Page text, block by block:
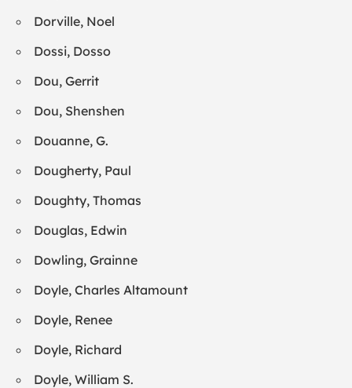
Dorville, Noel
Dossi, Dosso
Dou, Gerrit
Dou, Shenshen
Douanne, G.
Dougherty, Paul
Doughty, Thomas
Douglas, Edwin
Dowling, Grainne
Doyle, Charles Altamount
Doyle, Renee
Doyle, Richard
Doyle, William S.